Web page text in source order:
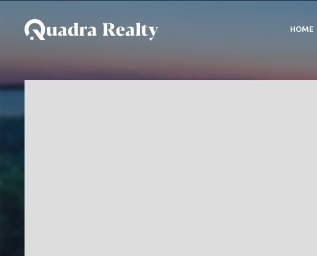
HOME
Casa a venda em Engenho